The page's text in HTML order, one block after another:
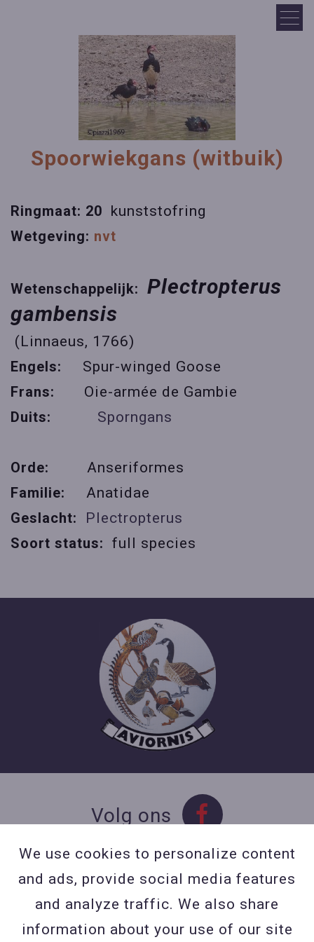
Spoorwiekgans (witbuik)
Ringmaat: 20 kunststofring
Wetgeving: nvt
Wetenschappelijk: Plectropterus
gambensis
(Linnaeus, 1766)
Engels: Spur-winged Goose
Frans: Oie-armée de Gambie
Duits:
Sporngans
Orde:
Anseriformes
Familie: Anatidae
Geslacht:
Plectropterus
Soort status: full species
Volg ons
Contact
Contacteer ons
We use cookies to personalize content
and ads, provide social media features
and analyze traffic. We also share
information about your use of our site